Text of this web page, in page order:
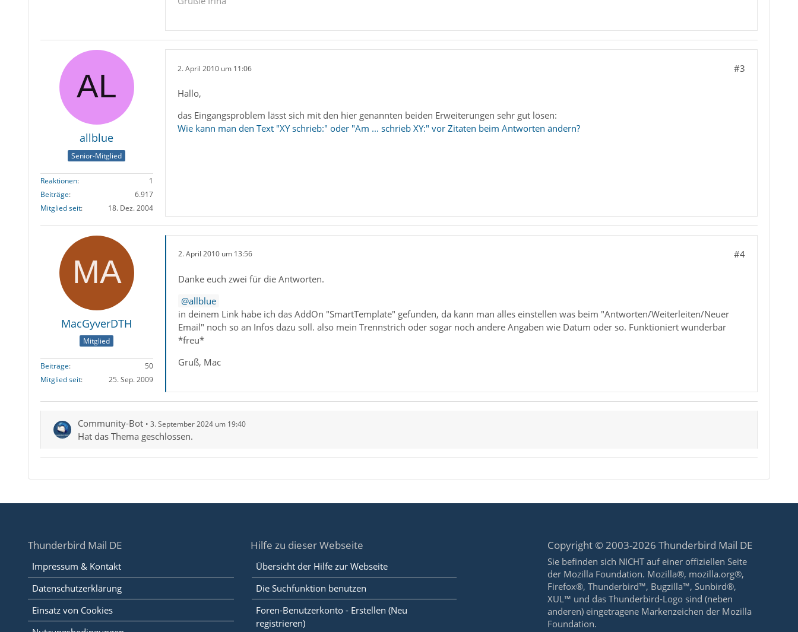
allblue
Senior-Mitglied
Reaktionen
1
Beiträge
6.917
Mitglied seit
18. Dez. 2004
2. April 2010 um 11:06 #3
Hallo,
das Eingangsproblem lässt sich mit den hier genannten beiden Erweiterungen sehr gut lösen:
Wie kann man den Text "XY schrieb:" oder "Am ... schrieb XY:" vor Zitaten beim Antworten ändern?
MacGyverDTH
Mitglied
Beiträge
50
Mitglied seit
25. Sep. 2009
2. April 2010 um 13:56 #4
Danke euch zwei für die Antworten.
allblue
in deinem Link habe ich das AddOn "SmartTemplate" gefunden, da kann man alles einstellen was beim "Antworten/Weiterleiten/Neuer
Email" noch so an Infos dazu soll. also mein Trennstrich oder sogar noch andere Angaben wie Datum oder so. Funktioniert wunderbar
*freu*
Gruß, Mac
Community-Bot 3. September 2024 um 19:40
Hat das Thema geschlossen.
Thunderbird Mail DE
Impressum & Kontakt
Datenschutzerklärung
Einsatz von Cookies
Hilfe zu dieser Webseite
Übersicht der Hilfe zur Webseite
Die Suchfunktion benutzen
Foren-Benutzerkonto - Erstellen (Neu
registrieren)
Copyright © 2003-2026 Thunderbird Mail DE
Sie befinden sich NICHT auf einer offiziellen Seite
der Mozilla Foundation. Mozilla®, mozilla.org®,
Firefox®, Thunderbird™, Bugzilla™, Sunbird®,
XUL™ und das Thunderbird-Logo sind (neben
anderen) eingetragene Markenzeichen der Mozilla
Foundation.